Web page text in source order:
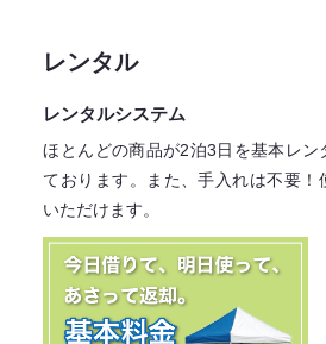
レンタル
レンタルシステム
ほとんどの商品が2泊3日を基本レン
ております。
また、手入れは不要！
いただけます。